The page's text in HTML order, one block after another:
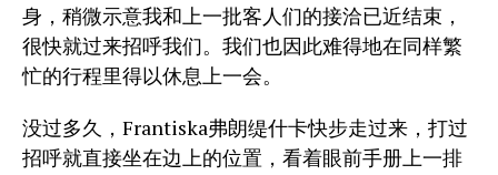
身，稍微示意我和上一批客人们的接洽已近结束，
很快就过来招呼我们。我们也因此难得地在同样繁
忙的行程里得以休息上一会。
没过多久，Frantiska弗朗缇什卡快步走过来，打过
招呼就直接坐在边上的位置，看着眼前手册上一排